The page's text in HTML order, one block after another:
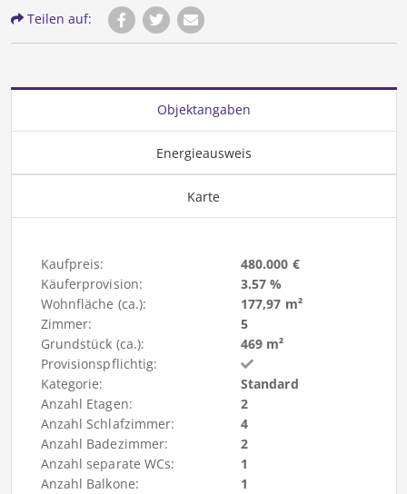
Teilen auf:
Objektangaben
Energieausweis
Karte
Kaufpreis:
480.000 €
Käuferprovision:
3.57 %
Wohnfläche (ca.):
177,97 m²
Zimmer:
5
Grundstück (ca.):
469 m²
Provisionspflichtig:
Kategorie:
Standard
Anzahl Etagen:
2
Anzahl Schlafzimmer:
4
Anzahl Badezimmer:
2
Anzahl separate WCs:
1
Anzahl Balkone:
1